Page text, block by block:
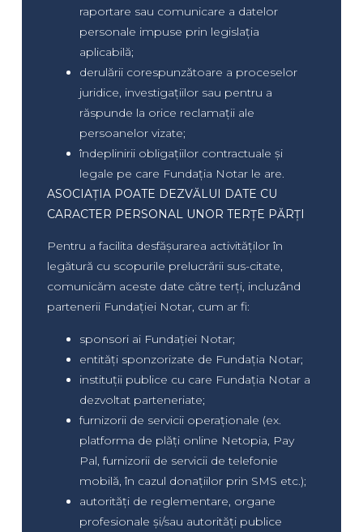
raportare sau comunicare a datelor
personale impuse prin legislația
aplicabilă;
derulării corespunzătoare a proceselor
juridice, investigațiilor sau pentru a
răspunde la orice reclamații ale
persoanelor vizate;
îndeplinirii obligațiilor contractuale și
legale pe care Fundația Notar le are.
ASOCIAȚIA POATE DEZVĂLUI DATE CU
CARACTER PERSONAL UNOR TERȚE PĂRȚI
Pentru a facilita desfășurarea activităților în
legătură cu scopurile prelucrării sus-citate,
comunicăm aceste date către terți, incluzând
partenerii Fundației Notar, cum ar fi:
sponsori ai Fundației Notar;
entități sponzorizate de Fundația Notar;
instituții publice cu care Fundația Notar a
dezvoltat parteneriate;
furnizorii de servicii operaționale (ex.
platforma de plăți online Netopia, Pay
Pal, furnizorii de servicii de telefonie
mobilă, în cazul donațiilor prin SMS etc.);
autorități de reglementare, organe
profesionale și/sau autorități publice